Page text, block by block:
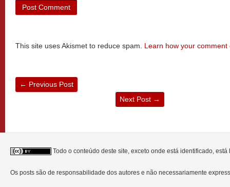
This site uses Akismet to reduce spam. Learn how your
← Previous Post
Next Post →
Todo o conteúdo deste site, exceto onde está identificado,
Os posts são de responsabilidade dos autores e não necessariamente